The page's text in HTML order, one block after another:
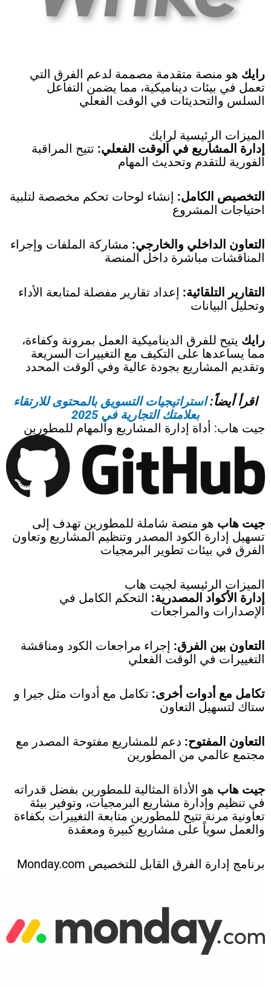
رايك هو منصة متقدمة مصممة لدعم الفرق التي
تعمل في بيئات ديناميكية، مما يضمن التفاعل
السلس والتحديثات في الوقت الفعلي
الميزات الرئيسية لرايك
إدارة المشاريع في الوقت الفعلي: تتيح المراقبة
الفورية للتقدم وتحديث المهام
التخصيص الكامل: إنشاء لوحات تحكم مخصصة لتلبية
احتياجات المشروع
التعاون الداخلي والخارجي: مشاركة الملفات وإجراء
المناقشات مباشرة داخل المنصة
التقارير التلقائية: إعداد تقارير مفصلة لمتابعة الأداء
وتحليل البيانات
رايك يتيح للفرق الديناميكية العمل بمرونة وكفاءة،
مما يساعدها على التكيف مع التغييرات السريعة
وتقديم المشاريع بجودة عالية وفي الوقت المحدد
اقرأ أيضاً:استراتيجيات التسويق بالمحتوى للارتقاء
بعلامتك التجارية في 2025
جيت هاب: أداة إدارة المشاريع والمهام للمطورين
جيت هاب هو منصة شاملة للمطورين تهدف إلى
تسهيل إدارة الكود المصدر وتنظيم المشاريع وتعاون
الفرق في بيئات تطوير البرمجيات
الميزات الرئيسية لجيت هاب
إدارة الأكواد المصدرية: التحكم الكامل في
الإصدارات والمراجعات
التعاون بين الفرق: إجراء مراجعات الكود ومناقشة
التغييرات في الوقت الفعلي
تكامل مع أدوات أخرى: تكامل مع أدوات مثل جيرا و
ستاك لتسهيل التعاون
التعاون المفتوح: دعم للمشاريع مفتوحة المصدر مع
مجتمع عالمي من المطورين
جيت هاب هو الأداة المثالية للمطورين بفضل قدراته
في تنظيم وإدارة مشاريع البرمجيات، وتوفير بيئة
تعاونية مرنة تتيح للمطورين متابعة التغييرات بكفاءة
والعمل سوياً على مشاريع كبيرة ومعقدة
برنامج إدارة الفرق القابل للتخصيص